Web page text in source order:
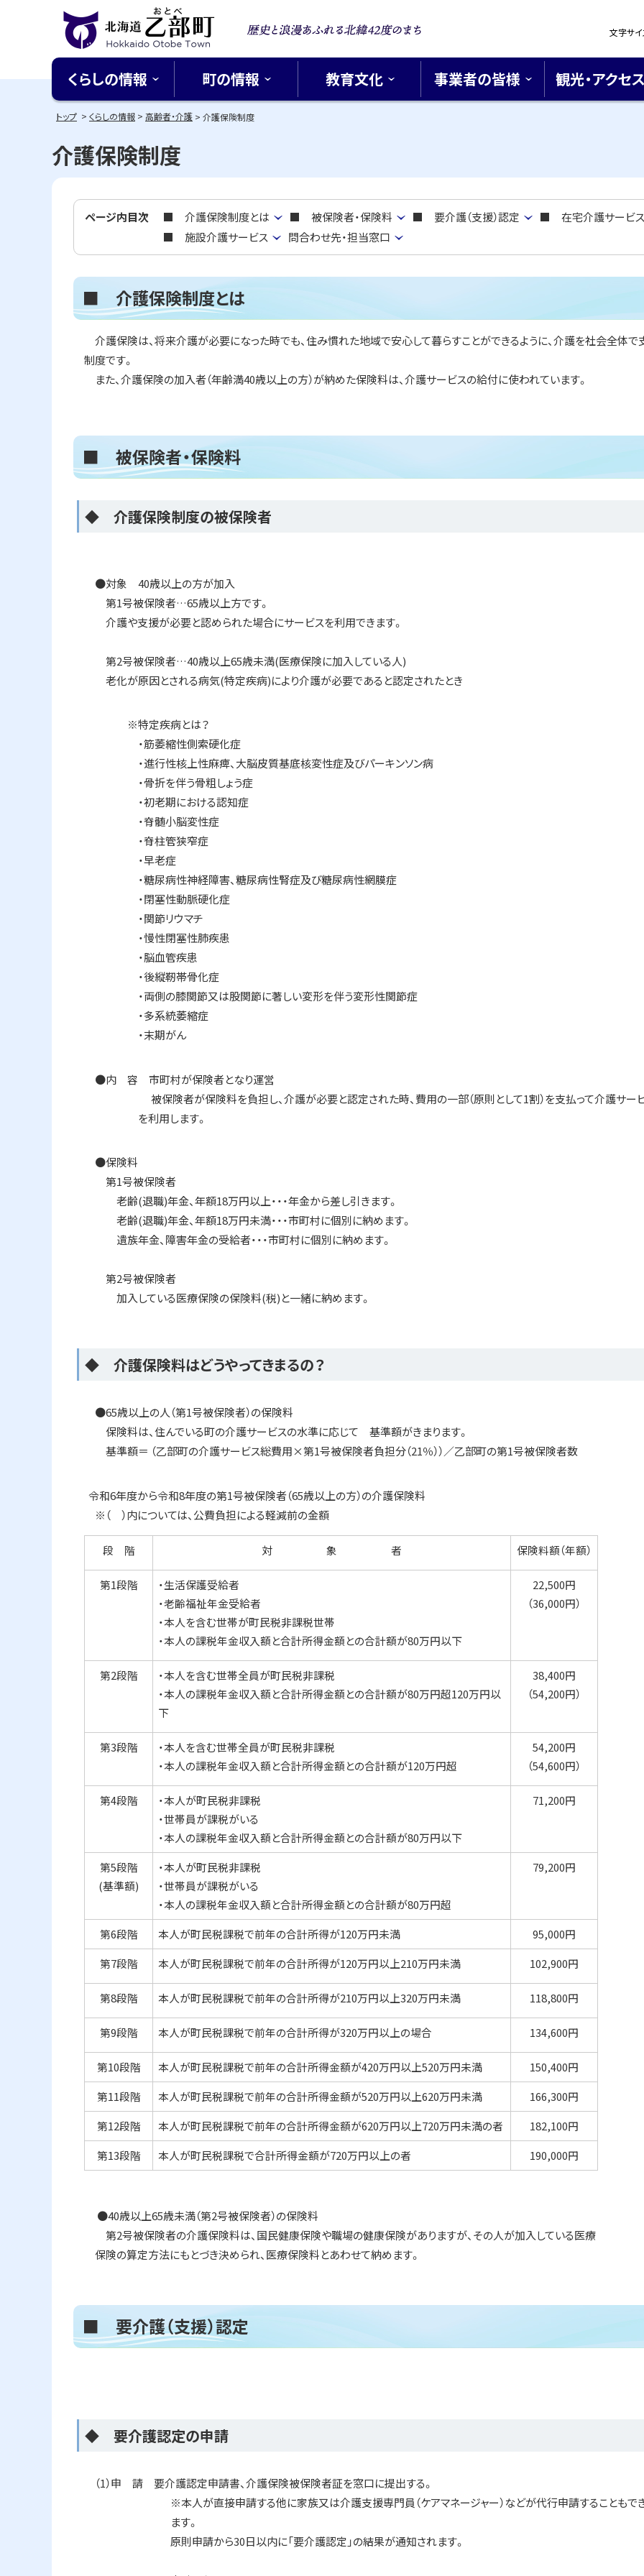
北海道乙部町
Hokkaido Otobe Town
歴史と浪漫あふれ
る北緯42度のま
ち
設
定
文字サイ
くらしの情報 町の情報 教育文化 事業者の皆様 観光・アクセ
トップ くらしの情報 高齢者・介護 介護保険制度
介護保険制度
ページ内目次 ■ 介護保険制度とは ■ 被保険者・保険料 ■ 要介護（支援）認定
■ 在宅介護サービス
■ 施設介護サービス
問合わせ先・担当窓口
■ 介護保険制度とは
介護保険は、将来介護が必要になった時でも、住み慣れた地域で安心して暮らすことができるように、介護を社会全体で
制度です。
また、介護保険の加入者（年齢満40歳以上の方）が納めた保険料は、介護サービスの給付に使われています。
ッ
プ
戻
■ 被保険者・保険料
ト
ッ
◆ 介護保険制度の被保険者
●対象 40歳以上の方が加入
第1号被保険者…65歳以上方です。
介護や支援が必要と認められた場合にサービスを利用できます。
第2号被保険者…40歳以上65歳未満(医療保険に加入している人)
老化が原因とされる病気(特定疾病)により介護が必要であると認定されたとき
※特定疾病とは？
・筋萎縮性側索硬化症
・進行性核上性麻痺、大脳皮質基底核変性症及びパーキンソン病
・骨折を伴う骨粗しょう症
・初老期における認知症
・脊髄小脳変性症
・脊柱管狭窄症
・早老症
・糖尿病性神経障害、糖尿病性腎症及び糖尿病性網膜症
・閉塞性動脈硬化症
・関節リウマチ
・慢性閉塞性肺疾患
・脳血管疾患
・後縦靭帯骨化症
・両側の膝関節又は股関節に著しい変形を伴う変形性関節症
・多系統萎縮症
・末期がん
●内 容 市町村が保険者となり運営
被保険者が保険料を負担し、介護が必要と認定された時、費用の一部（原則として1割）を支払って介護サー
を利用します。
●保険料
第1号被保険者
老齢(退職)年金、年額18万円以上・・・年金から差し引きます。
老齢(退職)年金、年額18万円未満・・・市町村に個別に納めます。
遺族年金、障害年金の受給者・・・市町村に個別に納めます。
第2号被保険者
加入している医療保険の保険料(税)と一緒に納めます。
ト
◆ 介護保険料はどうやってきまるの？
●65歳以上の人（第1号被保険者）の保険料
保険料は、住んでいる町の介護サービスの水準に応じて 基準額がきまります。
基準額＝ （乙部町の介護サービス総費用×第1号被保険者負担分（21％））／乙部町の第1号被保険者数
令和6年度から令和8年度の第1号被保険者（65歳以上の方）の介護保険料
※（ ）内については、公費負担による軽減前の金額
段 階 対 象 者 保険料額（年額）
第1段階
・生活保護受給者
・老齢福祉年金受給者
・本人を含む世帯が町民税非課税世帯
・本人の課税年金収入額と合計所得金額との合計額が80万円以下
22,500円
（36,000円）
第2段階
・本人を含む世帯全員が町民税非課税
・本人の課税年金収入額と合計所得金額との合計額が80万円超120万円以
下
38,400円
（54,200円）
第3段階
・本人を含む世帯全員が町民税非課税
・本人の課税年金収入額と合計所得金額との合計額が120万円超
54,200円
（54,600円）
第4段階
・本人が町民税非課税
・世帯員が課税がいる
・本人の課税年金収入額と合計所得金額との合計額が80万円以下
71,200円
第5段階
(基準額)
・本人が町民税非課税
・世帯員が課税がいる
・本人の課税年金収入額と合計所得金額との合計額が80万円超
79,200円
第6段階 本人が町民税課税で前年の合計所得が120万円未満
95,000円
第7段階
本人が町民税課税で前年の合計所得が120万円以上210万円未満 102,900円
第8段階 本人が町民税課税で前年の合計所得が210万円以上320万円未満 118,800円
第9段階 本人が町民税課税で前年の合計所得が320万円以上の場合 134,600円
第10段階 本人が町民税課税で前年の合計所得金額が420万円以上520万円未満
150,400円
第11段階
本人が町民税課税で前年の合計所得金額が520万円以上620万円未満
166,300円
第12段階
本人が町民税課税で前年の合計所得金額が620万円以上720万円未満の者
182,100円
第13段階
本人が町民税課税で合計所得金額が720万円以上の者 190,000円
●40歳以上65歳未満（第2号被保険者）の保険料
第2号被保険者の介護保険料は、国民健康保険や職場の健康保険がありますが、その人が加入している医療
保険の算定方法にもとづき決められ、医療保険料とあわせて納めます。
ッ
■ 要介護（支援）認定
ト
◆ 要介護認定の申請
（1）申 請 要介護認定申請書、介護保険被保険者証を窓口に提出する。
※本人が直接申請する他に家族又は介護支援専門員（ケアマネージャー）などが代行申請することもで
ます。
原則申請から30日以内に「要介護認定」の結果が通知されます。